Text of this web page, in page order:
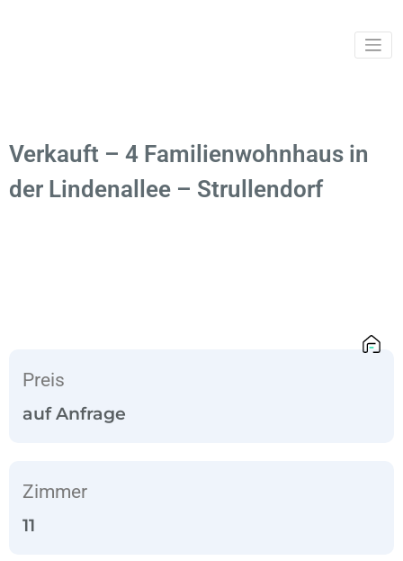
svib
Verkauft – 4 Familienwohnhaus in
der Lindenallee – Strullendorf
Preis
auf Anfrage
Zimmer
11